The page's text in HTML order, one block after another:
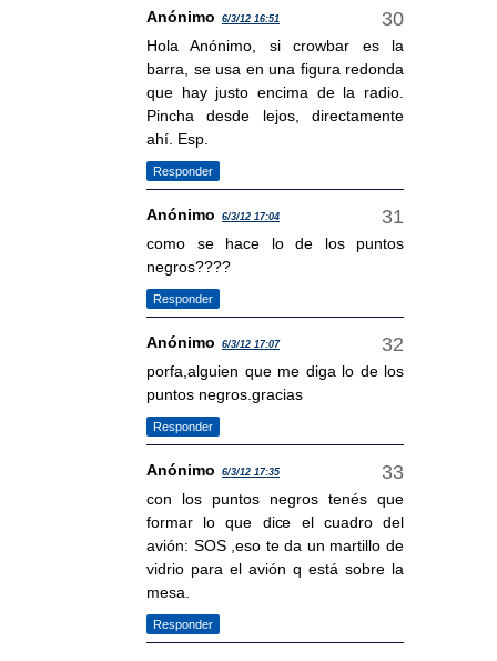
Anónimo 6/3/12 16:51
Hola Anónimo, si crowbar es la
barra, se usa en una figura redonda
que hay justo encima de la radio.
Pincha desde lejos, directamente
ahí. Esp.
Responder
Anónimo 6/3/12 17:04
como se hace lo de los puntos
negros????
Responder
Anónimo 6/3/12 17:07
porfa,alguien que me diga lo de los
puntos negros.gracias
Responder
Anónimo 6/3/12 17:35
con los puntos negros tenés que
formar lo que dice el cuadro del
avión: SOS ,eso te da un martillo de
vidrio para el avión q está sobre la
mesa.
Responder